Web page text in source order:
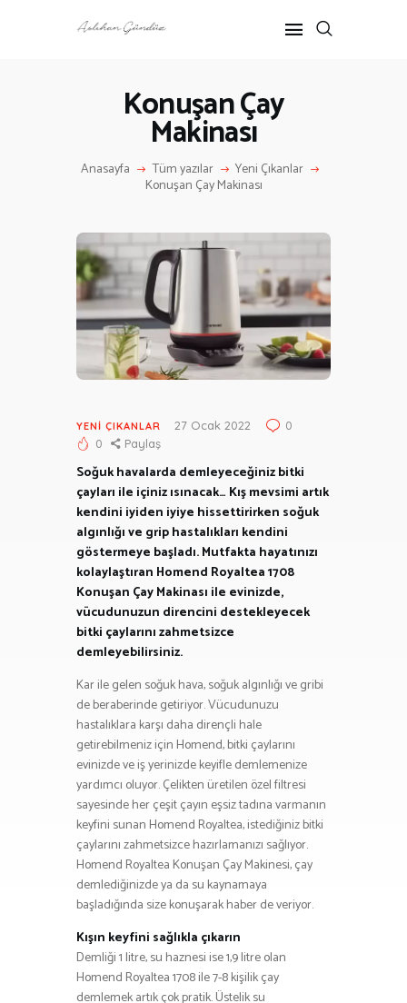
Konuşan Çay
Makinası
Anasayfa Tüm yazılar Yeni Çıkanlar
Konuşan Çay Makinası
ANASAYFA
ANNE-ÇOCUK
HAKKIMDA
İLETIŞIM
YENI ÇIKANLAR 27 Ocak 2022
0
0
Paylaş
Soğuk havalarda demleyeceğiniz bitki
çayları ile içiniz ısınacak… Kış mevsimi artık
kendini iyiden iyiye hissettirirken soğuk
algınlığı ve grip hastalıkları kendini
göstermeye başladı. Mutfakta hayatınızı
kolaylaştıran Homend Royaltea 1708
Konuşan Çay Makinası ile evinizde,
vücudunuzun direncini destekleyecek
bitki çaylarını zahmetsizce
demleyebilirsiniz.
Kar ile gelen soğuk hava, soğuk algınlığı ve gribi
de beraberinde getiriyor. Vücudunuzu
hastalıklara karşı daha dirençli hale
getirebilmeniz için Homend, bitki çaylarını
evinizde ve iş yerinizde keyifle demlemenize
yardımcı oluyor. Çelikten üretilen özel filtresi
sayesinde her çeşit çayın eşsiz tadına varmanın
keyfini sunan Homend Royaltea, istediğiniz bitki
çaylarını zahmetsizce hazırlamanızı sağlıyor.
Homend Royaltea Konuşan Çay Makinesi, çay
demlediğinizde ya da su kaynamaya
başladığında size konuşarak haber de veriyor.
Kışın keyfini sağlıkla çıkarın
Demliği 1 litre, su haznesi ise 1,9 litre olan
Homend Royaltea 1708 ile 7-8 kişilik çay
demlemek artık çok pratik. Üstelik su